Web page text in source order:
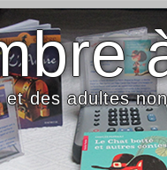
des adultes